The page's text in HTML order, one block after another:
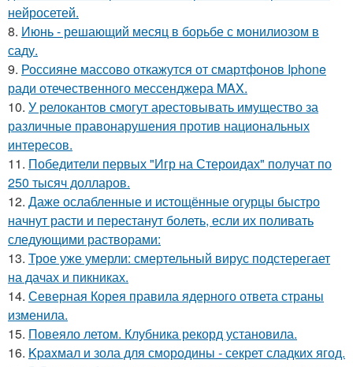
нейросетей.
8. Июнь - решающий месяц в борьбе с монилиозом в
саду.
9. Россияне массово откажутся от смартфонов Iphone
ради отечественного мессенджера MAX.
10. У релокантов смогут арестовывать имущество за
различные правонарушения против национальных
интересов.
11. Победители первых "Игр на Стероидах" получат по
250 тысяч долларов.
12. Даже ослабленные и истощённые огурцы быстро
начнут расти и перестанут болеть, если их поливать
следующими растворами:
13. Трое уже умерли: смертельный вирус подстерегает
на дачах и пикниках.
14. Северная Корея правила ядерного ответа страны
изменила.
15. Повеяло летом. Клубника рекорд установила.
16. Kpaxмал и зола для смородины - секрет сладких ягод.